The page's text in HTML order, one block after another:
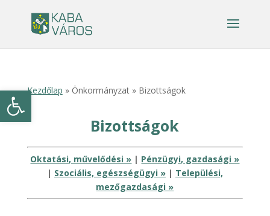
Eszköztár megnyitása
Kezdőlap » Önkormányzat » Bizottságok
Bizottságok
Oktatási, művelődési » | Pénzügyi, gazdasági »
| Szociális, egészségügyi »| Települési,
mezőgazdasági »